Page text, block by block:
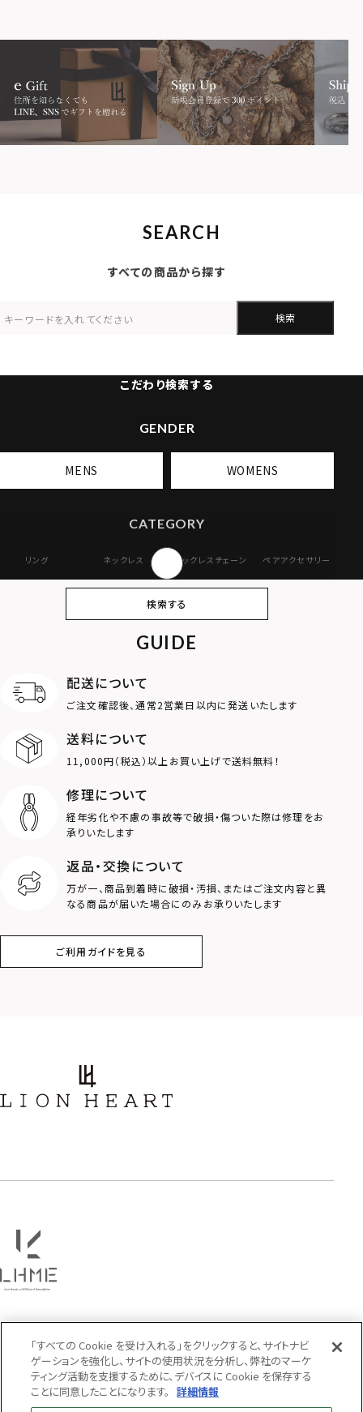
SEARCH
すべての商品から探す
検索
こだわり検索する
GENDER
MENS WOMENS
CATEGORY
リング ネックレス ネックレスチェーン ペアアクセサリー
オンラインストア
ギフトボックス
ダブルリング
ロゴ
クラウン
フラワー
検索する
GUIDE
配送について
ご注文確認後、通常2営業日以内に発送いたします
送料について
11,000円（税込）以上お買い上げで送料無料！
修理について
経年劣化や不慮の事故等で破損・傷ついた際は修理をお
承りいたします
返品・交換について
万が一、商品到着時に破損・汚損、またはご注文内容と異
なる商品が届いた場合にのみお承りいたします
ご利用ガイドを見る
「すべての Cookie を受け入れる」をクリックすると、サイトナビ
ゲーションを強化し、サイトの使用状況を分析し、弊社のマーケ
ティング活動を支援するために、デバイスに Cookie を保存する
ことに同意したことになります。
詳細情報